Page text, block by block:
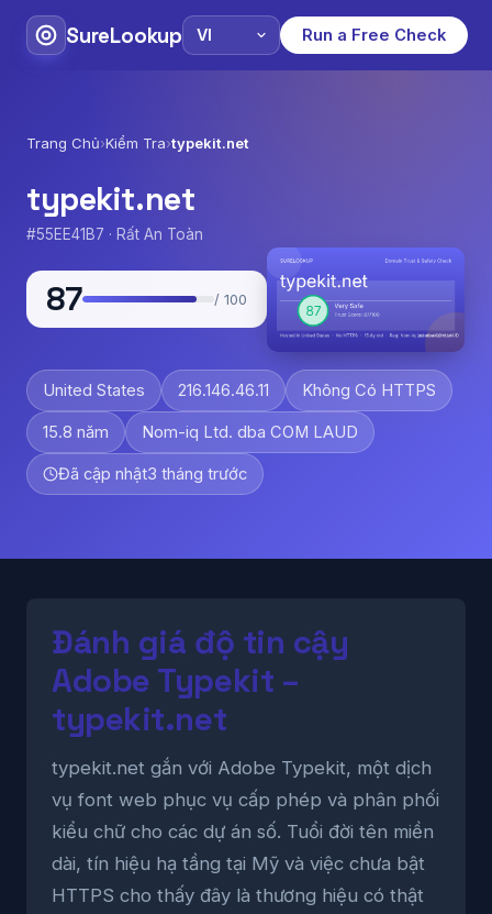
SureLookup Run a Free Check
Trang Chủ›Kiểm Tra›typekit.net
typekit.net
#55EE41B7 · Rất An Toàn
87 / 100
United States 216.146.46.11 Không Có HTTPS
15.8 năm Nom-iq Ltd. dba COM LAUD
Đã cập nhật3 tháng trước
Đánh giá độ tin cậy
Adobe Typekit –
typekit.net
typekit.net gắn với Adobe Typekit, một dịch
vụ font web phục vụ cấp phép và phân phối
kiểu chữ cho các dự án số. Tuổi đời tên miền
dài, tín hiệu hạ tầng tại Mỹ và việc chưa bật
HTTPS cho thấy đây là thương hiệu có thật